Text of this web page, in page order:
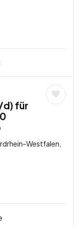
d) für
Westfalen,